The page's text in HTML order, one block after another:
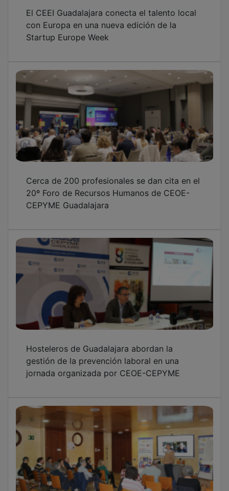
con Europa en una nueva edición de la
Startup Europe Week
20º Foro de Recursos Humanos de CEOE-
CEPYME Guadalajara
gestión de la prevención laboral en una
jornada organizada por CEOE-CEPYME